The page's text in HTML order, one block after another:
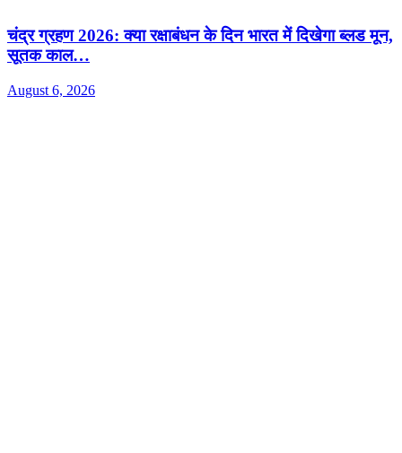
चंद्र ग्रहण 2026: क्या रक्षाबंधन के दिन भारत में दिखेगा ब्लड मून,
सूतक काल…
August 6, 2026